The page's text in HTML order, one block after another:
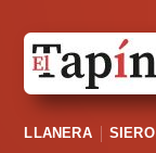
Sociedad
LLANERA SIERO